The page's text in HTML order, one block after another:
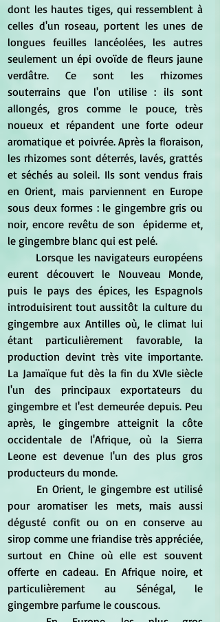
dont les hautes tiges, qui ressemblent à
celles d'un roseau, portent les unes de
longues feuilles lancéolées, les autres
seulement un épi ovoïde de fleurs jaune
verdâtre. Ce sont les rhizomes
souterrains que l'on utilise : ils sont
allongés, gros comme le pouce, très
noueux et répandent une forte odeur
aromatique et poivrée. Après la floraison,
les rhizomes sont déterrés, lavés, grattés
et séchés au soleil. Ils sont vendus frais
en Orient, mais parviennent en Europe
sous deux formes : le gingembre gris ou
noir, encore revêtu de son  épiderme et,
le gingembre blanc qui est pelé.
eurent découvert le Nouveau Monde,
puis le pays des épices, les Espagnols
introduisirent tout aussitôt la culture du
gingembre aux Antilles où, le climat lui
étant particulièrement favorable, la
production devint très vite importante.
La Jamaïque fut dès la fin du XVIe siècle
l'un des principaux exportateurs du
gingembre et l'est demeurée depuis. Peu
après, le gingembre atteignit la côte
occidentale de l'Afrique, où la Sierra
Leone est devenue l'un des plus gros
producteurs du monde.
pour aromatiser les mets, mais aussi
dégusté confit ou on en conserve au
sirop comme une friandise très appréciée,
surtout en Chine où elle est souvent
offerte en cadeau. En Afrique noire, et
particulièrement au Sénégal, le
gingembre parfume le couscous.